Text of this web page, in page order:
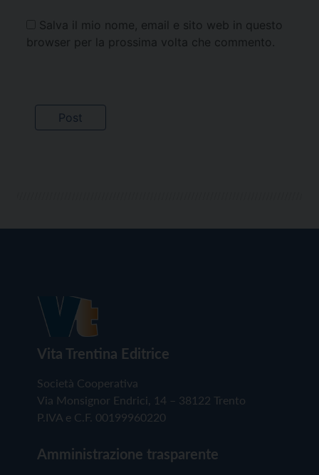
Salva il mio nome, email e sito web in questo
browser per la prossima volta che commento.
Vita Trentina Editrice
Società Cooperativa
Via Monsignor Endrici, 14 – 38122 Trento
P.IVA e C.F. 00199960220
Amministrazione trasparente